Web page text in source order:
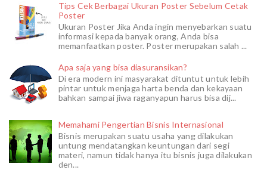
Tips Cek Berbagai Ukuran Poster Sebelum Cetak
Poster
Ukuran Poster Jika Anda ingin menyebarkan suatu
informasi kepada banyak orang, Anda bisa
memanfaatkan poster. Poster merupakan salah ...
Apa saja yang bisa diasuransikan?
Di era modern ini masyarakat dituntut untuk lebih
pintar untuk menjaga harta benda dan kekayaan
bahkan sampai jiwa raganyapun harus bisa dij...
Memahami Pengertian Bisnis Internasional
Bisnis merupakan suatu usaha yang dilakukan
untung mendatangkan keuntungan dari segi
materi, namun tidak hanya itu bisnis juga dilakukan
den...